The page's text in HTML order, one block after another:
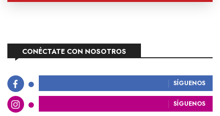
CONÉCTATE CON NOSOTROS
SÍGUENOS
SÍGUENOS